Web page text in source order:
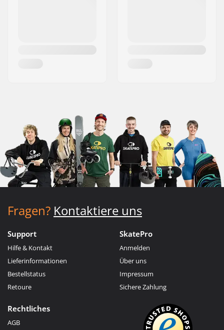
Fragen? Kontaktiere uns
Support
Hilfe & Kontakt
Lieferinformationen
Bestellstatus
Retoure
SkatePro
Anmelden
Über uns
Impressum
Sichere Zahlung
Rechtliches
AGB